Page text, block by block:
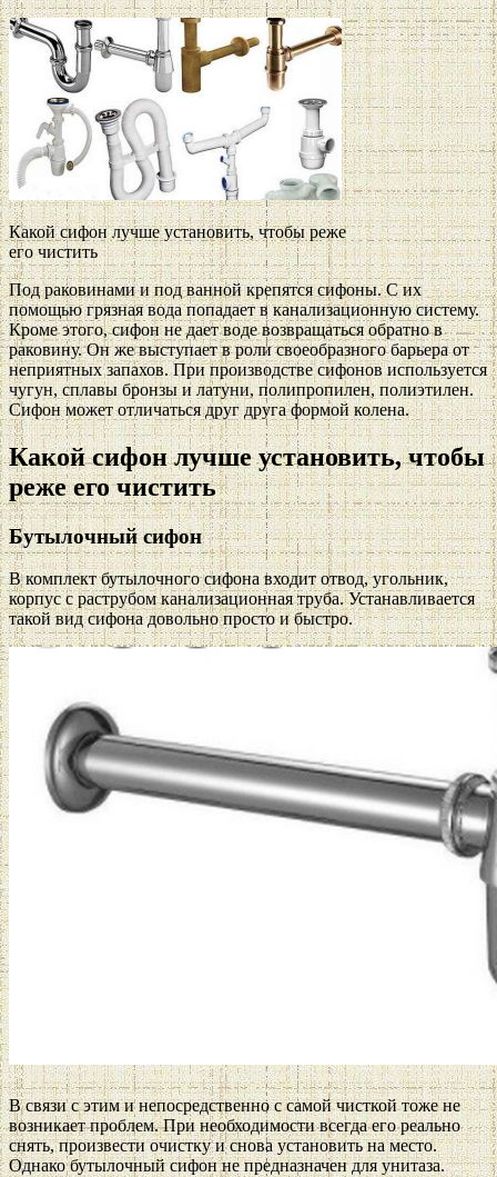
Какой сифон лучше установить, чтобы реже
его чистить
Под раковинами и под ванной крепятся сифоны. С их
помощью грязная вода попадает в канализационную систему.
Кроме этого, сифон не дает воде возвращаться обратно в
раковину. Он же выступает в роли своеобразного барьера от
неприятных запахов. При производстве сифонов используется
чугун, сплавы бронзы и латуни, полипропилен, полиэтилен.
Сифон может отличаться друг друга формой колена.
Какой сифон лучше установить, чтобы
реже его чистить
Бутылочный сифон
В комплект бутылочного сифона входит отвод, угольник,
корпус с раструбом канализационная труба. Устанавливается
такой вид сифона довольно просто и быстро.
В связи с этим и непосредственно с самой чисткой тоже не
возникает проблем. При необходимости всегда его реально
снять, произвести очистку и снова установить на место.
Однако бутылочный сифон не предназначен для унитаза.